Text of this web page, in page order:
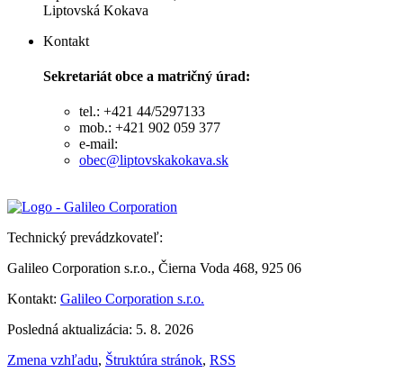
Liptovská Kokava
Kontakt
Sekretariát obce a matričný úrad:
tel.: +421 44/5297133
mob.: +421 902 059 377
e-mail:
obec@liptovskakokava.sk
Technický prevádzkovateľ:
Galileo Corporation s.r.o., Čierna Voda 468, 925 06
Kontakt: Galileo Corporation s.r.o.
Posledná aktualizácia: 5. 8. 2026
Zmena vzhľadu, Štruktúra stránok, RSS